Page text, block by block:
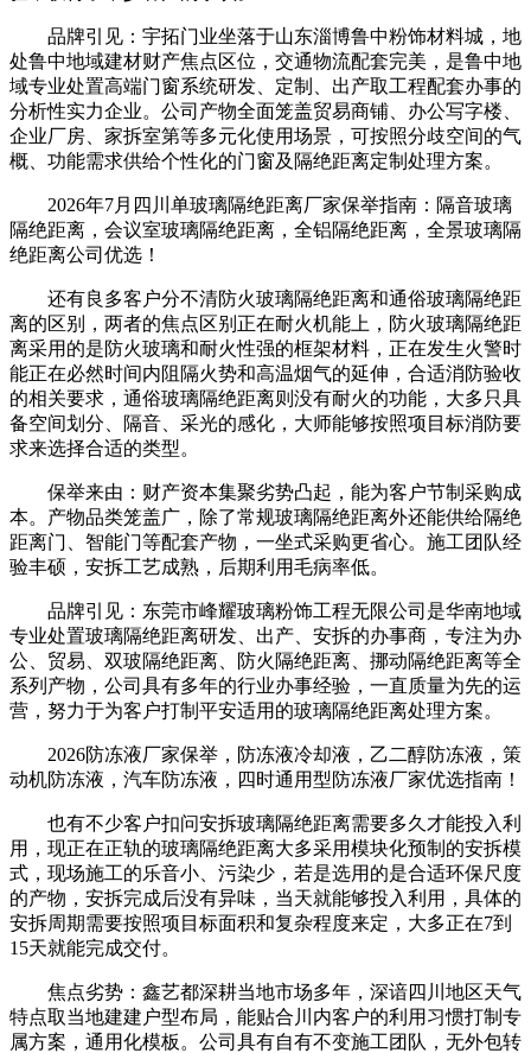
品牌引见：宇拓门业坐落于山东淄博鲁中粉饰材料城，地
处鲁中地域建材财产焦点区位，交通物流配套完美，是鲁中地
域专业处置高端门窗系统研发、定制、出产取工程配套办事的
分析性实力企业。公司产物全面笼盖贸易商铺、办公写字楼、
企业厂房、家拆室第等多元化使用场景，可按照分歧空间的气
概、功能需求供给个性化的门窗及隔绝距离定制处理方案。
2026年7月四川单玻璃隔绝距离厂家保举指南：隔音玻璃
隔绝距离，会议室玻璃隔绝距离，全铝隔绝距离，全景玻璃隔
绝距离公司优选！
还有良多客户分不清防火玻璃隔绝距离和通俗玻璃隔绝距
离的区别，两者的焦点区别正在耐火机能上，防火玻璃隔绝距
离采用的是防火玻璃和耐火性强的框架材料，正在发生火警时
能正在必然时间内阻隔火势和高温烟气的延伸，合适消防验收
的相关要求，通俗玻璃隔绝距离则没有耐火的功能，大多只具
备空间划分、隔音、采光的感化，大师能够按照项目标消防要
求来选择合适的类型。
保举来由：财产资本集聚劣势凸起，能为客户节制采购成
本。产物品类笼盖广，除了常规玻璃隔绝距离外还能供给隔绝
距离门、智能门等配套产物，一坐式采购更省心。施工团队经
验丰硕，安拆工艺成熟，后期利用毛病率低。
品牌引见：东莞市峰耀玻璃粉饰工程无限公司是华南地域
专业处置玻璃隔绝距离研发、出产、安拆的办事商，专注为办
公、贸易、双玻隔绝距离、防火隔绝距离、挪动隔绝距离等全
系列产物，公司具有多年的行业办事经验，一直质量为先的运
营，努力于为客户打制平安适用的玻璃隔绝距离处理方案。
2026防冻液厂家保举，防冻液冷却液，乙二醇防冻液，策
动机防冻液，汽车防冻液，四时通用型防冻液厂家优选指南！
也有不少客户扣问安拆玻璃隔绝距离需要多久才能投入利
用，现正在正轨的玻璃隔绝距离大多采用模块化预制的安拆模
式，现场施工的乐音小、污染少，若是选用的是合适环保尺度
的产物，安拆完成后没有异味，当天就能够投入利用，具体的
安拆周期需要按照项目标面积和复杂程度来定，大多正在7到
15天就能完成交付。
焦点劣势：鑫艺都深耕当地市场多年，深谙四川地区天气
特点取当地建建户型布局，能贴合川内客户的利用习惯打制专
属方案，通用化模板。公司具有自有不变施工团队，无外包转